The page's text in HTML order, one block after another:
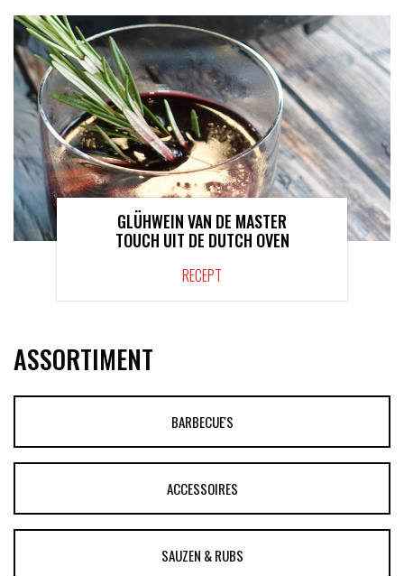
GLÜHWEIN VAN DE MASTER
TOUCH UIT DE DUTCH OVEN
RECEPT
ASSORTIMENT
BARBECUE'S
ACCESSOIRES
SAUZEN & RUBS